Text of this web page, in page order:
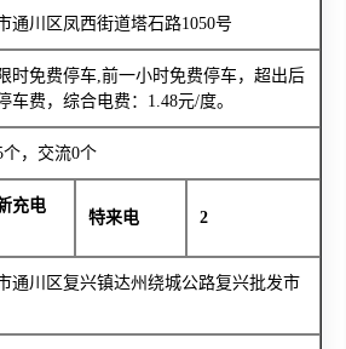
通川区凤西街道塔石路1050号
时免费停车,前一小时免费停车，超出后
车费，综合电费：1.48元/度。
个，交流0个
充电
特来电 2
通川区复兴镇达州绕城公路复兴批发市